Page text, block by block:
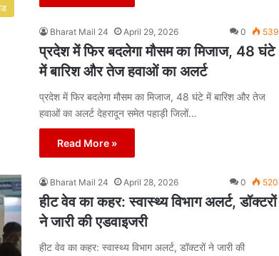
Bharat Mail 24 April 29, 2026 0 539
प्रदेश में फिर बदलेगा मौसम का मिजाज, 48 घंटे
में बारिश और तेज हवाओं का अलर्ट
प्रदेश में फिर बदलेगा मौसम का मिजाज, 48 घंटे में बारिश और तेज
हवाओं का अलर्ट देहरादून समेत पहाड़ी जिलों…
Read More »
Bharat Mail 24 April 28, 2026 0 520
हीट वेव का कहर: स्वास्थ्य विभाग अलर्ट, डॉक्टरों
ने जारी की एडवाइजरी
हीट वेव का कहर: स्वास्थ्य विभाग अलर्ट, डॉक्टरों ने जारी की